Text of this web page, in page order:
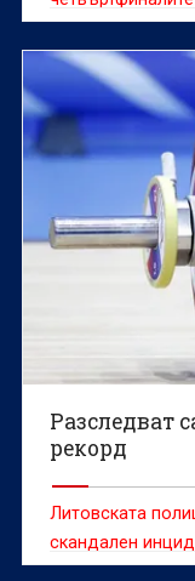
гребане за
провежда в
Разследват
рекорд
Литовската
скандален
първенство по